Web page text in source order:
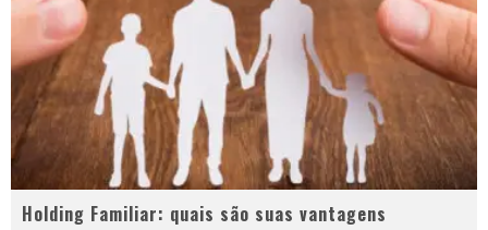
Holding Familiar: quais são suas vantagens